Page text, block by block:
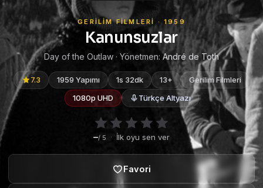
GERILIM FILMLERI · 1959
Kanunsuzlar
Day of the Outlaw · Yönetmen:André de Toth
7.3 1959 Yapımı 1s 32dk 13+
Gerilim Filmleri
1080p UHD
Türkçe Altyazı
–/ 5 · İlk oyu sen ver